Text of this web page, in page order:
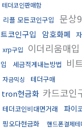
테더코인판매함
리플 모든코인구입 문상
트코인구입
암호화폐
xrp구입 이더리움매입
입
세금적게내는방법 비
자금믹싱 테더구매
tron현금화 카드코인
테더코인비대면거래 파이
핑오다현금화 핸드폰결제